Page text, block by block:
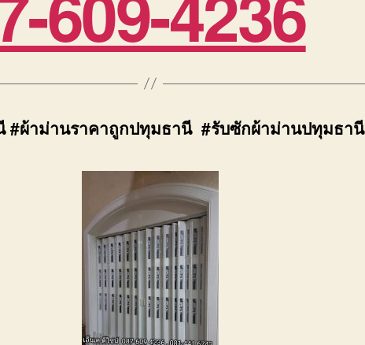
#ผ้าม่านราคาถูกปทุมธานี #รับซักผ้าม่านปทุมธานี